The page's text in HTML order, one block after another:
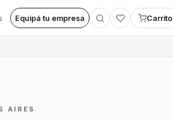
Equipá tu empresa Carrito
AIRES